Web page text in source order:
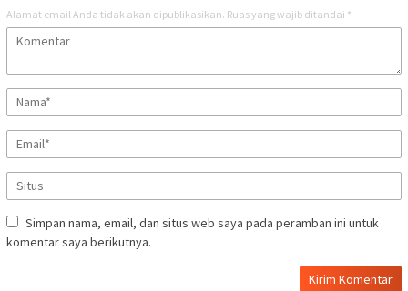
Alamat email Anda tidak akan dipublikasikan. Ruas yang wajib ditandai *
Simpan nama, email, dan situs web saya pada peramban ini untuk
komentar saya berikutnya.